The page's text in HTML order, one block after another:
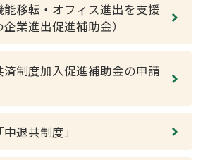
移転・オフィス進出を支援
業進出促進補助金）
制度加入促進補助金の申請
退共制度」